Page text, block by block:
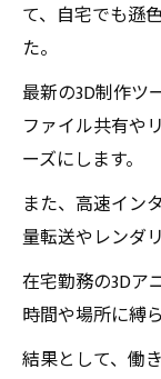
て、自宅でも遜
た。
最新の3D制作ツ
ファイル共有や
ーズにします。
また、高速イン
量転送やレンダ
在宅勤務の3Dア
時間や場所に縛
結果として、働